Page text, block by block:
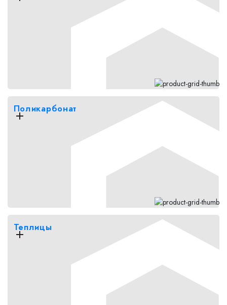
Поликарбонат
Теплицы